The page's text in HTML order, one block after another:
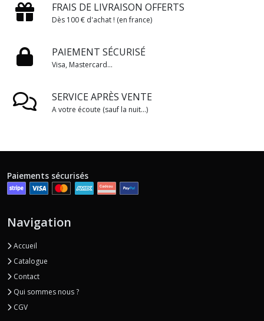
FRAIS DE LIVRAISON OFFERTS
Dès 100 € d'achat ! (en france)
PAIEMENT SÉCURISÉ
Visa, Mastercard...
SERVICE APRÈS VENTE
A votre écoute (sauf la nuit...)
Paiements sécurisés
Navigation
Accueil
Catalogue
Contact
Qui sommes nous ?
CGV